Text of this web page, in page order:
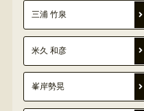
三浦 竹泉
米久 和彦
峯岸勢晃